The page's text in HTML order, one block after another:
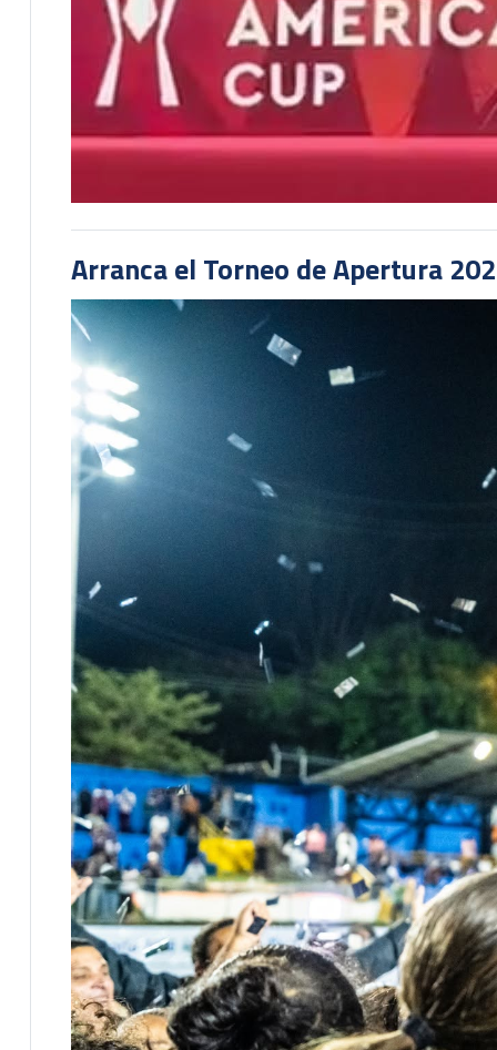
Arranca el Torneo de Apertura